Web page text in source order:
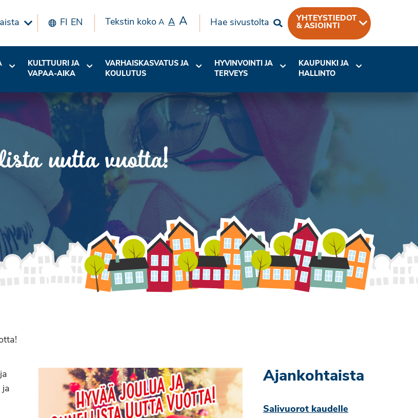
FI EN Tekstin koko A A A Hae sivustolta
YHTEYSTIEDOT
& ASIOINTI
KULTTUURI JA
VAPAA-AIKA
VARHAISKASVATUS JA
KOULUTUS
HYVINVOINTI JA
TERVEYS
KAUPUNKI JA
HALLINTO
uutta vuotta!
ja
Ajankohtaista
Salivuorot kaudelle